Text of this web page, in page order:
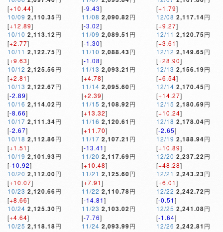
[+10.44]
10/09 2,110.35円
[+12.89]
10/10 2,113.12円
[+2.77]
10/11 2,122.75円
[+9.63]
10/12 2,125.56円
[+2.81]
10/13 2,122.67円
[-2.89]
10/16 2,114.02円
[-8.66]
10/17 2,111.34円
[-2.67]
10/18 2,112.86円
[+1.51]
10/19 2,101.93円
[-10.92]
10/20 2,112.00円
[+10.07]
10/23 2,120.66円
[+8.66]
10/24 2,125.30円
[+4.64]
10/25 2,118.18円
[-9.43]
11/08 2,090.82円
[-3.02]
11/09 2,089.51 円
[-1.30]
11/10 2,088.43円
[-1.08]
11/13 2,093.21 円
[+4.78]
11/14 2,095.60円
[+2.39]
11/15 2,108.92円
[+13.32]
11/16 2,120.61 円
[+11.70]
11/17 2,107.21 円
[-13.41]
11/20 2,117.69円
[+10.48]
11/21 2,125.60円
[+7.91]
11/22 2,110.78円
[-14.81]
11/23 2,103.02円
[-7.76]
11/24 2,093.99円
[+1.79]
12/08 2,117.14円
[+9.27]
12/11 2,120.75円
[+3.61]
12/12 2,149.65円
[+28.90]
12/13 2,156.19円
[+6.54]
12/14 2,170.45円
[+14.27]
12/15 2,180.69円
[+10.24]
12/18 2,178.04円
[-2.65]
12/19 2,188.94円
[+10.89]
12/20 2,237.22円
[+48.28]
12/21 2,243.23円
[+6.01]
12/22 2,242.72円
[-0.51]
12/25 2,241.08円
[-1.64]
12/26 2,242.81 円